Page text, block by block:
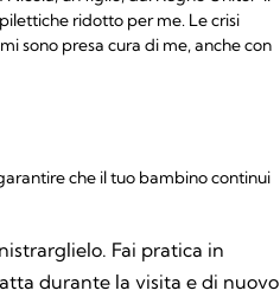
ridotto per me. Le crisi
sono presa cura di me, anche con
che il tuo bambino continui
Fai pratica in
durante la visita e di nuovo